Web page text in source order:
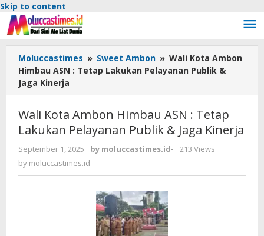
Skip to content
Moluccastimes » Sweet Ambon » Wali Kota Ambon
Himbau ASN : Tetap Lakukan Pelayanan Publik &
Jaga Kinerja
Wali Kota Ambon Himbau ASN : Tetap
Lakukan Pelayanan Publik & Jaga Kinerja
September 1, 2025 by moluccastimes.id-
213 Views
by moluccastimes.id